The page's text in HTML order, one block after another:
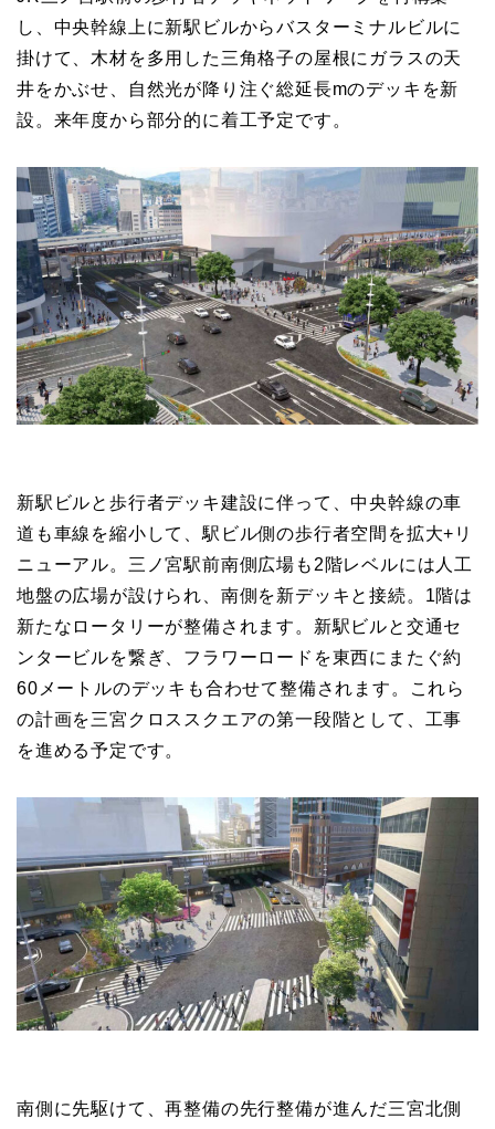
し、中央幹線上に新駅ビルからバスターミナルビルに
掛けて、木材を多用した三角格子の屋根にガラスの天
井をかぶせ、自然光が降り注ぐ総延長mのデッキを新
設。来年度から部分的に着工予定です。
新駅ビルと歩行者デッキ建設に伴って、中央幹線の車
道も車線を縮小して、駅ビル側の歩行者空間を拡大+リ
ニューアル。三ノ宮駅前南側広場も2階レベルには人工
地盤の広場が設けられ、南側を新デッキと接続。1階は
新たなロータリーが整備されます。新駅ビルと交通セ
ンタービルを繋ぎ、フラワーロードを東西にまたぐ約
60メートルのデッキも合わせて整備されます。これら
の計画を三宮クロススクエアの第一段階として、工事
を進める予定です。
南側に先駆けて、再整備の先行整備が進んだ三宮北側